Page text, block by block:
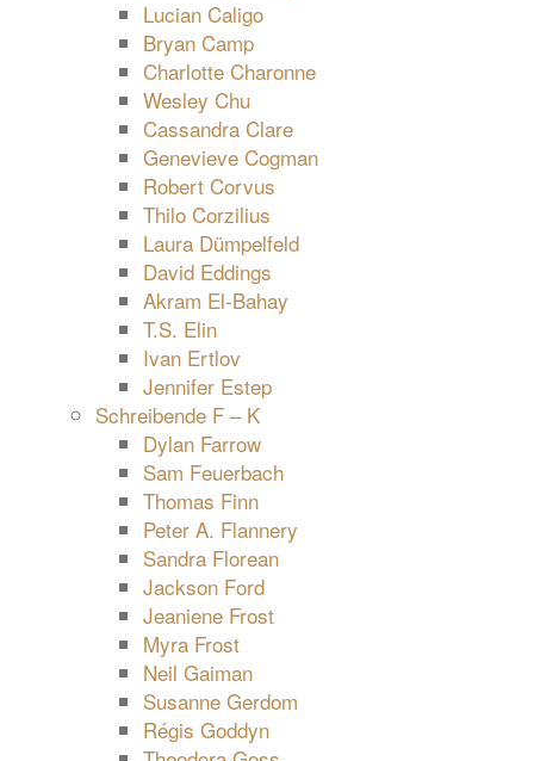
Lucian Caligo
Bryan Camp
Charlotte Charonne
Wesley Chu
Cassandra Clare
Genevieve Cogman
Robert Corvus
Thilo Corzilius
Laura Dümpelfeld
David Eddings
Akram El-Bahay
T.S. Elin
Ivan Ertlov
Jennifer Estep
Schreibende F – K
Dylan Farrow
Sam Feuerbach
Thomas Finn
Peter A. Flannery
Sandra Florean
Jackson Ford
Jeaniene Frost
Myra Frost
Neil Gaiman
Susanne Gerdom
Régis Goddyn